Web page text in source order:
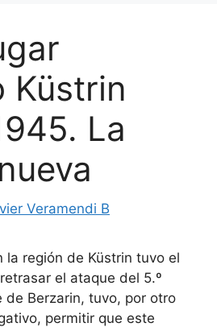
Küstrin
La
Veramendi B
la región de Küstrin tuvo el
el ataque del 5.º
de Berzarin, tuvo, por otro
permitir que este